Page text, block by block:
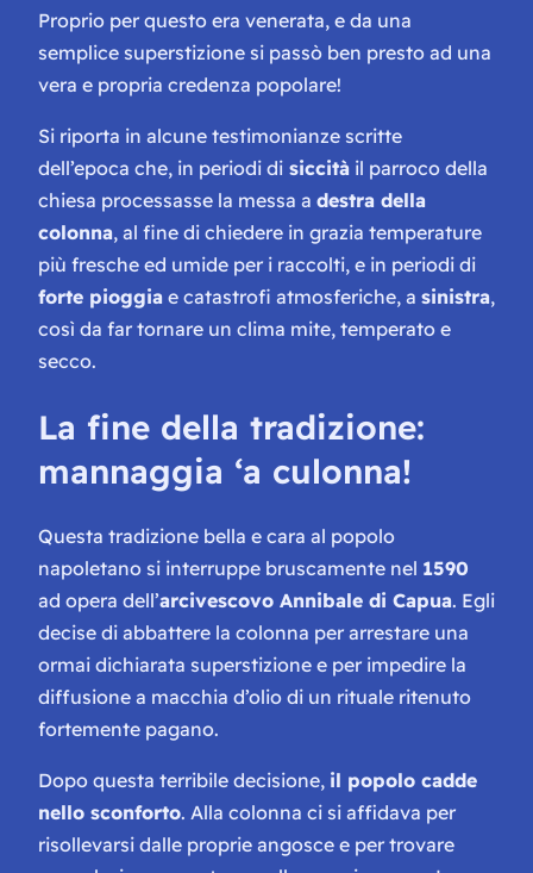
Proprio per questo era venerata, e da una
semplice superstizione si passò ben presto ad una
vera e propria credenza popolare!
Si riporta in alcune testimonianze scritte
dell’epoca che, in periodi di siccità il parroco della
chiesa processasse la messa a destra della
colonna, al fine di chiedere in grazia temperature
più fresche ed umide per i raccolti, e in periodi di
forte pioggia e catastrofi atmosferiche, a sinistra,
così da far tornare un clima mite, temperato e
secco.
La fine della tradizione:
mannaggia ‘a culonna!
Questa tradizione bella e cara al popolo
napoletano si interruppe bruscamente nel 1590
ad opera dell’arcivescovo Annibale di Capua. Egli
decise di abbattere la colonna per arrestare una
ormai dichiarata superstizione e per impedire la
diffusione a macchia d’olio di un rituale ritenuto
fortemente pagano.
Dopo questa terribile decisione, il popolo cadde
nello sconforto. Alla colonna ci si affidava per
risollevarsi dalle proprie angosce e per trovare